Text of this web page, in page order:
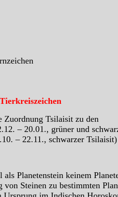
Zuordnung Tsilaisit zu den
– 20.01., grüner und
– 22.11., schwarzer Tsilaisit)
Planetenstein keinem
Steinen zu bestimmten